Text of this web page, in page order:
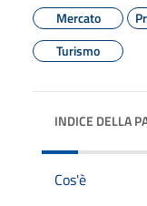
Mercato
Turismo
INDICE DELLA
Cos'è